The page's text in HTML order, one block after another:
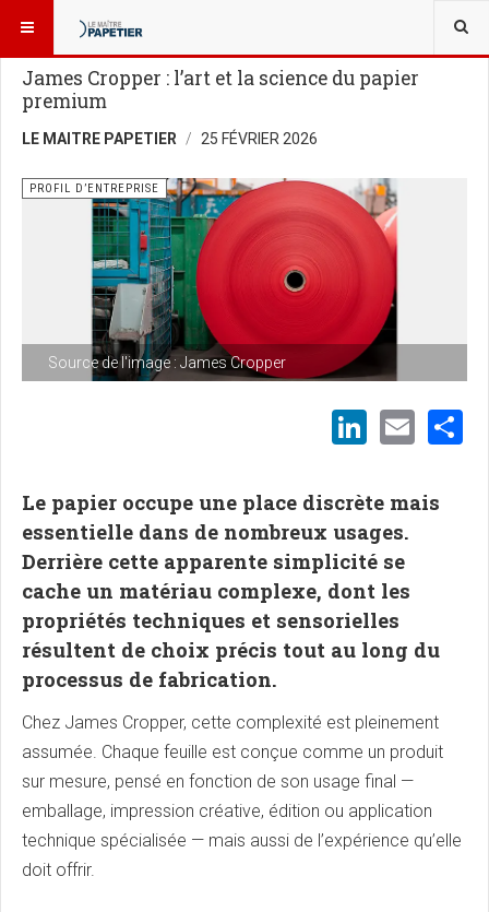
VOUS ÊTES ICI : PROFIL D’ENTREPRISE
James Cropper : l’art et la science du papier
premium
LE MAITRE PAPETIER 25 FÉVRIER 2026
Source de l'image : James Cropper
PROFIL D’ENTREPRISE
Le papier occupe une place discrète mais
essentielle dans de nombreux usages.
Derrière cette apparente simplicité se
cache un matériau complexe, dont les
propriétés techniques et sensorielles
résultent de choix précis tout au long du
processus de fabrication.
Chez James Cropper, cette complexité est pleinement
assumée. Chaque feuille est conçue comme un produit
sur mesure, pensé en fonction de son usage final —
emballage, impression créative, édition ou application
technique spécialisée — mais aussi de l’expérience qu’elle
doit offrir.